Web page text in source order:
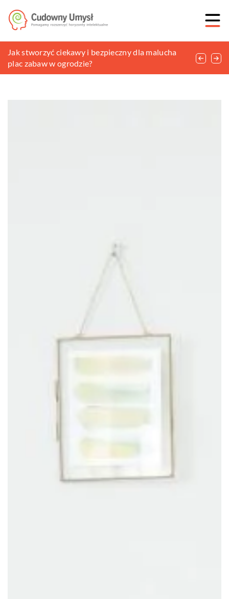
Jakie sprzęty przydadzą się podczas remontu
domu?
Jak stworzyć ciekawy i bezpieczny dla malucha
plac zabaw w ogrodzie?
Przy jakich jednostkach chorobowych
wykorzystywany jest koncentrator tlenu?